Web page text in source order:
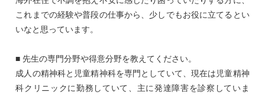
これまでの経験や普段の仕事から、少しでもお役に立てるとい
いなと思っています。
■ 先生の専門分野や得意分野を教えてください。
成人の精神科と児童精神科を専門としていて、現在は児童精神
科クリニックに勤務していて、主に発達障害を診察していま